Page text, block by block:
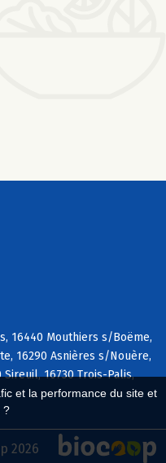
et la performance du site et
?
16440 Mouthiers s/Boëme,
16290 Asnières s/Nouère,
Sireuil, 16730 Trois-Palis,
2026